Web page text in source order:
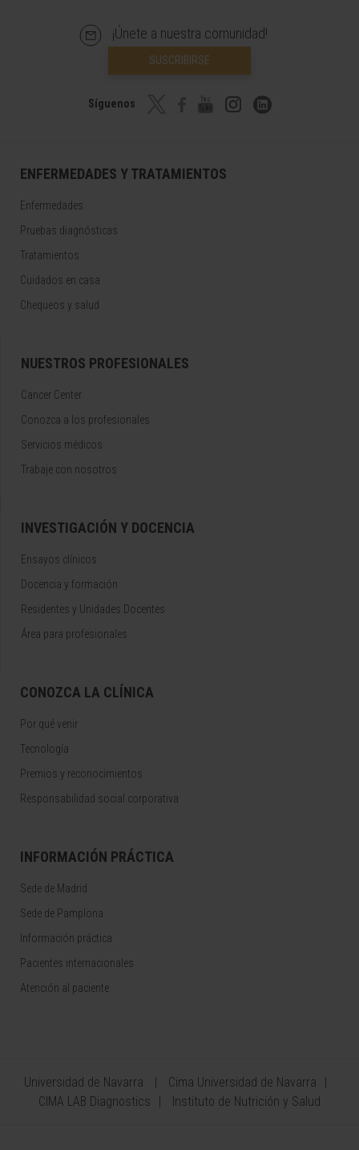
¡Únete a nuestra comunidad!
SUSCRIBIRSE
Síguenos
ENFERMEDADES Y TRATAMIENTOS
Enfermedades
Pruebas diagnósticas
Tratamientos
Cuidados en casa
Chequeos y salud
NUESTROS PROFESIONALES
Cancer Center
Conozca a los profesionales
Servicios médicos
Trabaje con nosotros
INVESTIGACIÓN Y DOCENCIA
Ensayos clínicos
Docencia y formación
Residentes y Unidades Docentes
Área para profesionales
CONOZCA LA CLÍNICA
Por qué venir
Tecnología
Premios y reconocimientos
Responsabilidad social corporativa
INFORMACIÓN PRÁCTICA
Sede de Madrid
Sede de Pamplona
Información práctica
Pacientes internacionales
Atención al paciente
Universidad de Navarra
Cima Universidad de Navarra
CIMA LAB Diagnostics
Instituto de Nutrición y Salud